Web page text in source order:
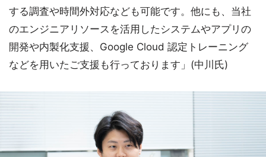
する調査や時間外対応なども可能です。他にも、当社
のエンジニアリソースを活用したシステムやアプリの
開発や内製化支援、Google Cloud 認定トレーニング
などを用いたご支援も行っております」(中川氏)